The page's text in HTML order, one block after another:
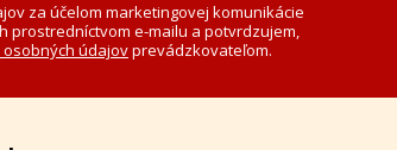
za účelom marketingovej komunikácie
prostredníctvom e-mailu a potvrdzujem,
údajovprevádzkovateľom.